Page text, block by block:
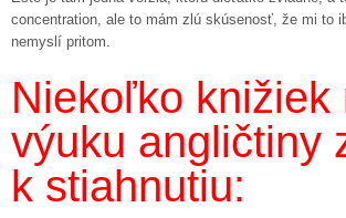
concentration, ale to mám zlú skúsenosť, že mi to
nemyslí pritom.
Niekoľko knižiek
výuku angličtiny
k stiahnutiu: